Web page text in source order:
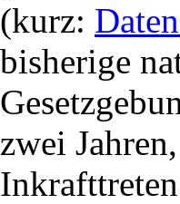
(kurz:
bisherige
zwei